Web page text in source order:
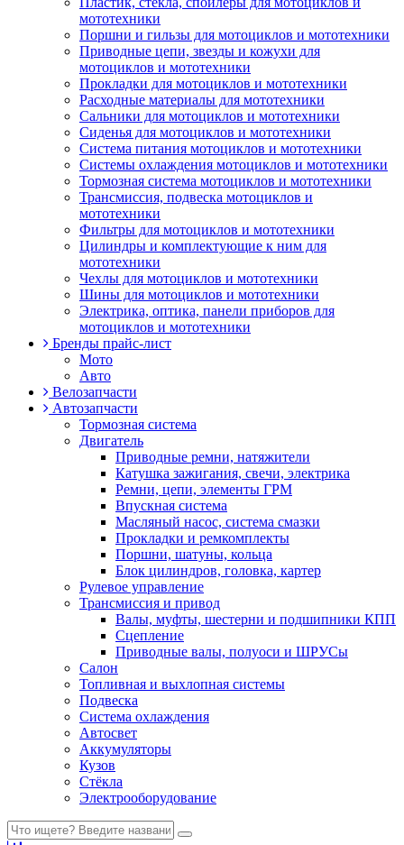
мототехники
Поршни и гильзы для мотоциклов и мототехники
Приводные цепи, звезды и кожухи для
мотоциклов и мототехники
Прокладки для мотоциклов и мототехники
Расходные материалы для мототехники
Сальники для мотоциклов и мототехники
Сиденья для мотоциклов и мототехники
Система питания мотоциклов и мототехники
Системы охлаждения мотоциклов и мототехники
Тормозная система мотоциклов и мототехники
Трансмиссия, подвеска мотоциклов и
мототехники
Фильтры для мотоциклов и мототехники
Цилиндры и комплектующие к ним для
мототехники
Чехлы для мотоциклов и мототехники
Шины для мотоциклов и мототехники
Электрика, оптика, панели приборов для
мотоциклов и мототехники
Бренды прайс-лист
Мото
Авто
Велозапчасти
Автозапчасти
Тормозная система
Двигатель
Приводные ремни, натяжители
Катушка зажигания, свечи, электрика
Ремни, цепи, элементы ГРМ
Впускная система
Масляный насос, система смазки
Прокладки и ремкомплекты
Поршни, шатуны, кольца
Блок цилиндров, головка, картер
Рулевое управление
Трансмиссия и привод
Валы, муфты, шестерни и подшипники КПП
Сцепление
Приводные валы, полуоси и ШРУСы
Салон
Топливная и выхлопная системы
Подвеска
Система охлаждения
Автосвет
Аккумуляторы
Кузов
Стёкла
Электрооборудование